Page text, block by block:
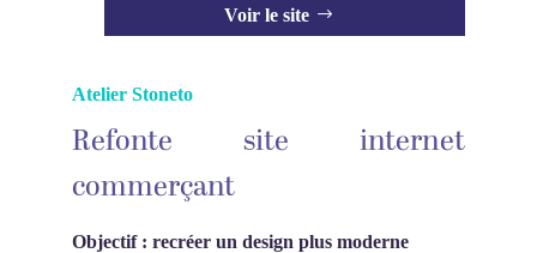
Voir le site
Atelier Stoneto
Refonte site internet
commerçant
Objectif : recréer un design plus moderne